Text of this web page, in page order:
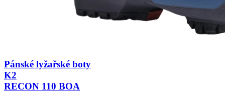
Pánské lyžařské boty
K2
RECON 110 BOA